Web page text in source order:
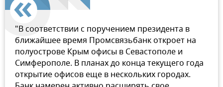
"В соответствии с поручением президента в
ближайшее время Промсвязьбанк откроет на
полуострове Крым офисы в Севастополе и
Симферополе. В планах до конца текущего года
открытие офисов еще в нескольких городах.